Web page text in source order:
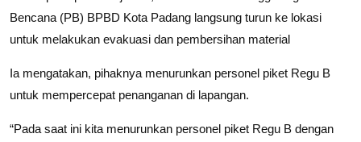
Bencana (PB) BPBD Kota Padang langsung turun ke lokasi
untuk melakukan evakuasi dan pembersihan material
Ia mengatakan, pihaknya menurunkan personel piket Regu B
untuk mempercepat penanganan di lapangan.
“Pada saat ini kita menurunkan personel piket Regu B dengan